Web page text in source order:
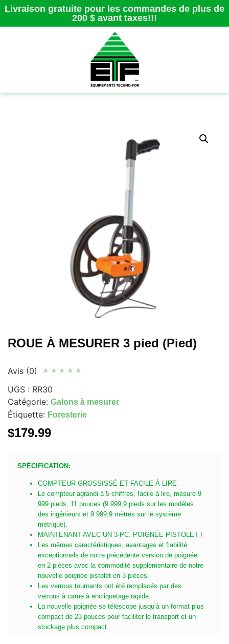
Livraison gratuite pour les commandes de plus de
200 $ avant taxes!!!
ROUE À MESURER 3 pied (Pied)
Avis (0) ★ ★ ★ ★ ★
UGS : RR30
Catégorie: Galons à mesurer
Étiquette: Foresterie
$179.99
SPÉCIFICATION:
COMPTEUR GROSSISSÉ ET FACILE À LIRE
Le compteur agrandi à 5 chiffres, facile à lire, mesure 9
999 pieds, 11 pouces (9 999,9 pieds sur les modèles
des ingénieurs et 9 999,9 mètres sur le système
métrique).
MAINTENANT AVEC UN 3-PC. POIGNÉE PISTOLET !
Les mêmes caractéristiques, avantages et fiabilité
exceptionnels de notre précédente version de poignée
en 2 pièces avec la commodité supplémentaire de notre
nouvelle poignée pistolet en 3 pièces.
Les verrous tournants ont été remplacés par des
verrous à came à encliquetage rapide.
La nouvelle poignée se télescope jusqu’à un format plus
compact de 23 pouces pour faciliter le transport et un
stockage plus compact.